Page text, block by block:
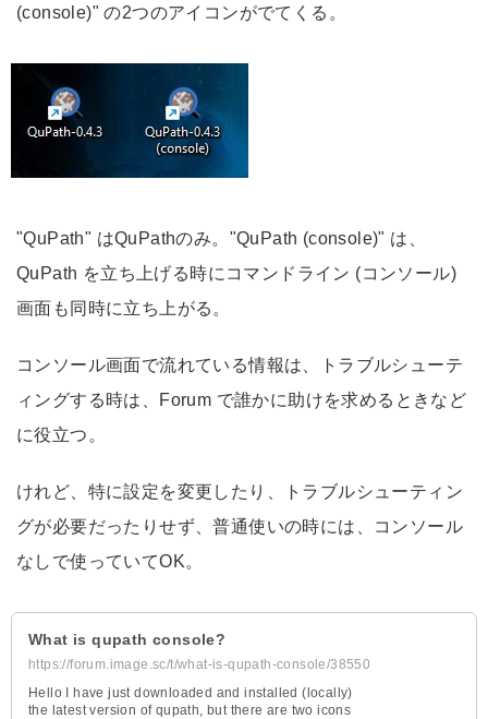
(console)" の2つのアイコンがでてくる。
"QuPath" はQuPathのみ。"QuPath (console)" は、
QuPath を立ち上げる時にコマンドライン (コンソール)
画面も同時に立ち上がる。
コンソール画面で流れている情報は、トラブルシューテ
ィングする時は、Forum で誰かに助けを求めるときなど
に役立つ。
けれど、特に設定を変更したり、トラブルシューティン
グが必要だったりせず、普通使いの時には、コンソール
なしで使っていてOK。
What is qupath console?
https://forum.image.sc/t/what-is-qupath-console/38550
Hello I have just downloaded and installed (locally)
the latest version of qupath, but there are two icons